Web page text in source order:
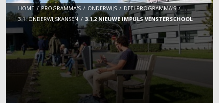
HOME PROGRAMMA'S ONDERWIJS
DEELPROGRAMMA'S
3.1: ONDERWIJSKANSEN
3.1.2 NIEUWE IMPULS VENSTERSCHOOL